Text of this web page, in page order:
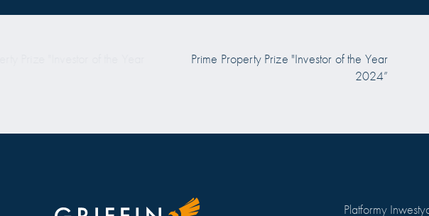
Prime Property Prize "Investor of the Year
2024”
Platformy